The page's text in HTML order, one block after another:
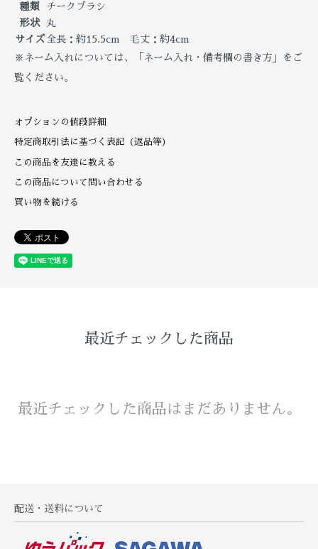
種類
チークブラシ
形状
丸
サイズ 全長：約15.5cm 毛丈：約4cm
※ネーム入れについては、「ネーム入れ・備考欄の書き方」をご
覧ください。
オプションの値段詳細
特定商取引法に基づく表記（返品等）
この商品を友達に教える
この商品について問い合わせる
買い物を続ける
最近チェックした商品
最近チェックした商品はまだありません。
配送・送料について